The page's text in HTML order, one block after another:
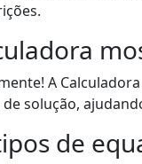
A
solução,
de